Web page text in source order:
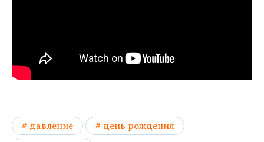
давление
день рождения